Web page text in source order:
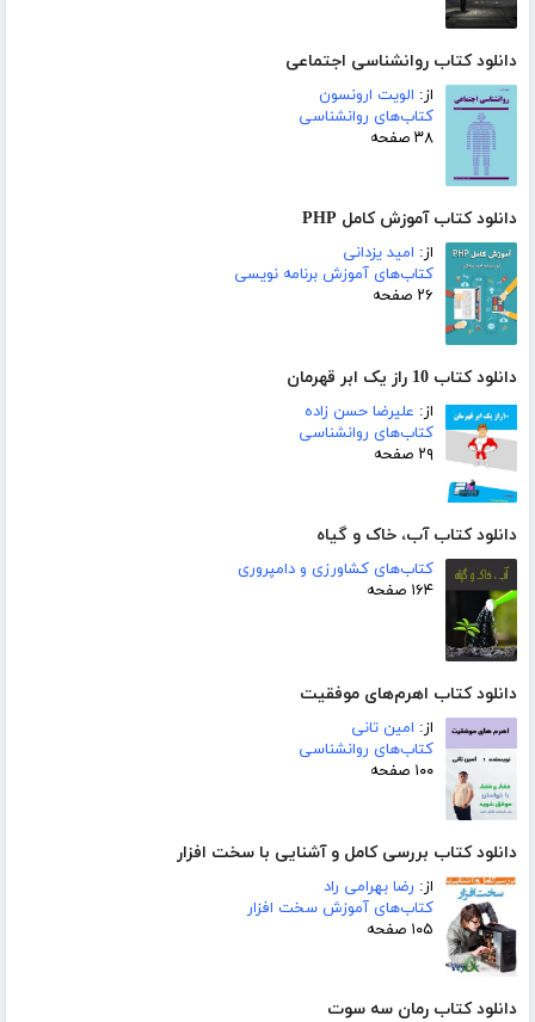
دانلود کتاب روانشناسی اجتماعی
از: الویت ارونسون
کتاب‌های روانشناسی
۳۸ صفحه
دانلود کتاب آموزش کامل PHP
از: امید یزدانی
کتاب‌های آموزش برنامه نویسی
۲۶ صفحه
دانلود کتاب 10 راز یک ابر قهرمان
از: علیرضا حسن زاده
کتاب‌های روانشناسی
۲۹ صفحه
دانلود کتاب آب، خاک و گیاه
کتاب‌های کشاورزی و دامپروری
۱۶۴ صفحه
دانلود کتاب اهرم‌های موفقیت
از: امین تانی
کتاب‌های روانشناسی
۱۰۰ صفحه
دانلود کتاب بررسی کامل و آشنایی با سخت افزار
از: رضا بهرامی راد
کتاب‌های آموزش سخت افزار
۱۰۵ صفحه
دانلود کتاب رمان سه سوت